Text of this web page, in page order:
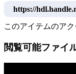
https://
このアイテムのア
閲覧可能ファイ